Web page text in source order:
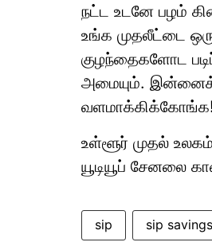
நட்ட உடனே பழம்
உங்க முதலீட்டை
குழந்தைகளோட
அமையும்.
வளமாக்கிக்கோங்க!
உள்ளூர் முதல்
யூடியூப் சேனலை
sip sip